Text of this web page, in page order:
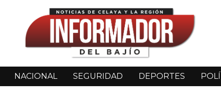
NACIONAL SEGURIDAD DEPORTES